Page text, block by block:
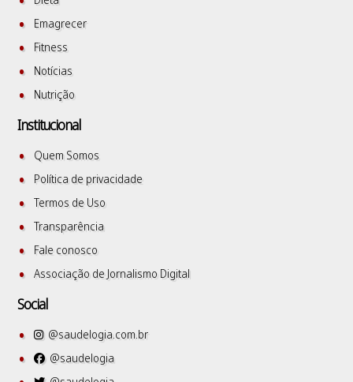
Emagrecer
Fitness
Notícias
Nutrição
Institucional
Quem Somos
Política de privacidade
Termos de Uso
Transparência
Fale conosco
Associação de Jornalismo Digital
Social
@saudelogia.com.br
@saudelogia